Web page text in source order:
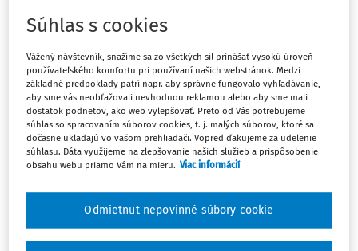
Ups, zatiaľ ste si prečítali len
začiatok...
Celý odborný obsah z tejto oblasti je
dostupný predplatiteľom portálu.
Odomknite si prístup k odbornému
obsahu a získajte prístup na 10 dní
zdarma, stačí sa len zaregistrovať.
Súhlas s cookies
Vážený návštevník, snažíme sa zo všetkých síl prinášať vysokú úroveň
používateľského komfortu pri používaní našich webstránok. Medzi
základné predpoklady patrí napr. aby správne fungovalo vyhľadávanie,
aby sme vás neobťažovali nevhodnou reklamou alebo aby sme mali
dostatok podnetov, ako web vylepšovať. Preto od Vás potrebujeme
súhlas so spracovaním súborov cookies, t. j. malých súborov, ktoré sa
dočasne ukladajú vo vašom prehliadači. Vopred ďakujeme za udelenie
súhlasu. Dáta využijeme na zlepšovanie našich služieb a prispôsobenie
obsahu webu priamo Vám na mieru. Viac informácií
Odmietnut nepovinné súbory cookie